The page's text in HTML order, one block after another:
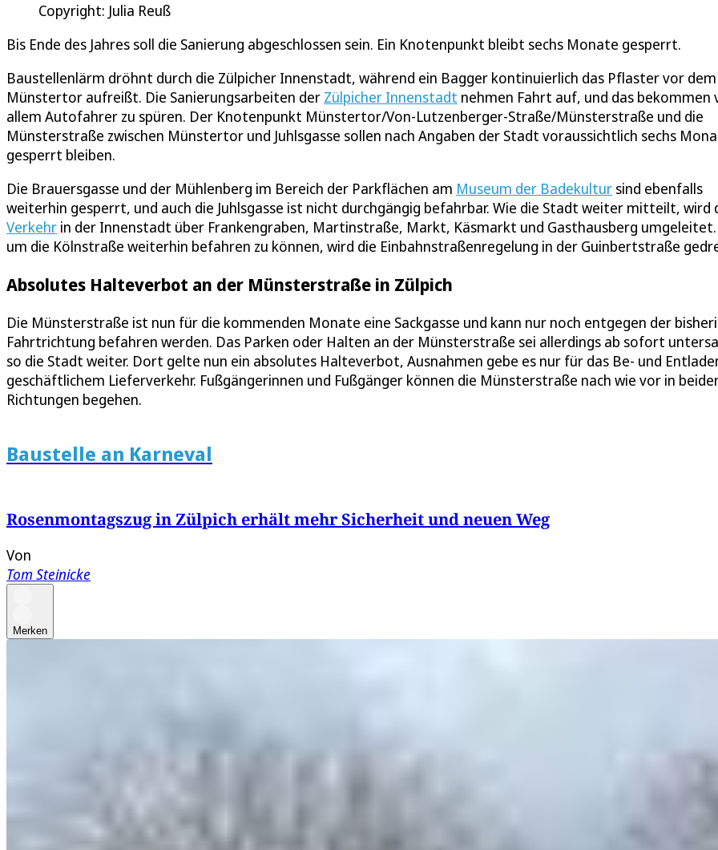
Copyright: Julia Reuß
Bis Ende des Jahres soll die Sanierung abgeschlossen sein. Ein Knotenpunkt bleibt sechs Monate gesperrt.
Baustellenlärm dröhnt durch die Zülpicher Innenstadt, während ein Bagger kontinuierlich das Pflaster vor dem
Münstertor aufreißt. Die Sanierungsarbeiten der Zülpicher Innenstadt nehmen Fahrt auf, und das bekommen
allem Autofahrer zu spüren. Der Knotenpunkt Münstertor/Von-Lutzenberger-Straße/Münsterstraße und die
Münsterstraße zwischen Münstertor und Juhlsgasse sollen nach Angaben der Stadt voraussichtlich sechs
gesperrt bleiben.
Die Brauersgasse und der Mühlenberg im Bereich der Parkflächen am Museum der Badekultur sind ebenfalls
weiterhin gesperrt, und auch die Juhlsgasse ist nicht durchgängig befahrbar. Wie die Stadt weiter mitteilt, wird
Verkehr in der Innenstadt über Frankengraben, Martinstraße, Markt, Käsmarkt und Gasthausberg
um die Kölnstraße weiterhin befahren zu können, wird die Einbahnstraßenregelung in der Guinbertstraße
Absolutes Halteverbot an der Münsterstraße in Zülpich
Die Münsterstraße ist nun für die kommenden Monate eine Sackgasse und kann nur noch entgegen der
Fahrtrichtung befahren werden. Das Parken oder Halten an der Münsterstraße sei allerdings ab sofort
so die Stadt weiter. Dort gelte nun ein absolutes Halteverbot, Ausnahmen gebe es nur für das Be- und
geschäftlichem Lieferverkehr. Fußgängerinnen und Fußgänger können die Münsterstraße nach wie vor in
Richtungen begehen.
Baustelle an Karneval
Rosenmontagszug in Zülpich erhält mehr Sicherheit und neuen Weg
Von
Tom Steinicke
Merken